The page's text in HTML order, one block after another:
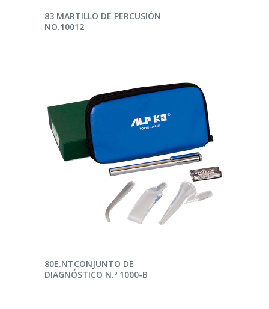
LEER MÁS
83 MARTILLO DE PERCUSIÓN
NO.10012
LEER MÁS
80E.NTCONJUNTO DE
DIAGNÓSTICO N.º 1000-B